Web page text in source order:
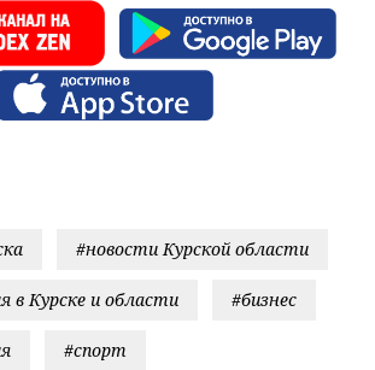
#новости Курской области
в Курске и области #бизнес
#спорт